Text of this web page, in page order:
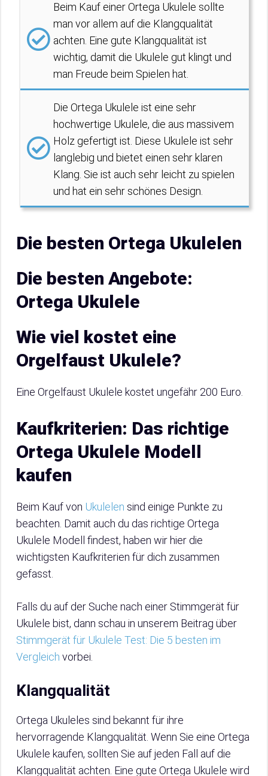
Beim Kauf einer Ortega Ukulele sollte
man vor allem auf die Klangqualität
achten. Eine gute Klangqualität ist
wichtig, damit die Ukulele gut klingt und
man Freude beim Spielen hat.
Die Ortega Ukulele ist eine sehr
hochwertige Ukulele, die aus massivem
Holz gefertigt ist. Diese Ukulele ist sehr
langlebig und bietet einen sehr klaren
Klang. Sie ist auch sehr leicht zu spielen
und hat ein sehr schönes Design.
Die besten Ortega Ukulelen
Die besten Angebote:
Ortega Ukulele
Wie viel kostet eine
Orgelfaust Ukulele?
Eine Orgelfaust Ukulele kostet ungefähr 200 Euro.
Kaufkriterien: Das richtige
Ortega Ukulele Modell
kaufen
Beim Kauf von Ukulelen sind einige Punkte zu
beachten. Damit auch du das richtige Ortega
Ukulele Modell findest, haben wir hier die
wichtigsten Kaufkriterien für dich zusammen
gefasst.
Falls du auf der Suche nach einer Stimmgerät für
Ukulele bist, dann schau in unserem Beitrag über
Stimmgerät für Ukulele Test: Die 5 besten im
Vergleich vorbei.
Klangqualität
Ortega Ukuleles sind bekannt für ihre
hervorragende Klangqualität. Wenn Sie eine Ortega
Ukulele kaufen, sollten Sie auf jeden Fall auf die
Klangqualität achten. Eine gute Ortega Ukulele wird